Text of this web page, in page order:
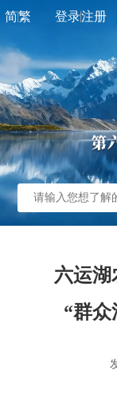
简繁 登录注册
六运湖
“群